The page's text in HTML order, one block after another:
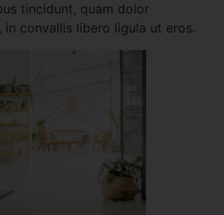
tincidunt, quam dolor
in convallis libero ligula ut eros.